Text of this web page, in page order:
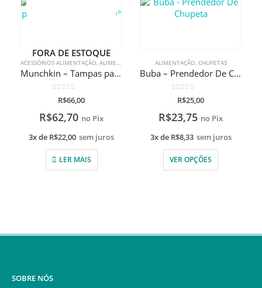
FORA DE ESTOQUE
ACESSÓRIOS ALIMENTAÇÃO, ALIMENTAÇÃO
Munchkin – Tampas para Copos Miracle 360°
de 5
R$66,00
R$62,70 no Pix
3x de R$22,00 sem juros
LER MAIS
ALIMENTAÇÃO, CHUPETAS
Buba – Prendedor De Chupeta
de 5
R$25,00
R$23,75 no Pix
3x de R$8,33 sem juros
VER OPÇÕES
SOBRE NÓS